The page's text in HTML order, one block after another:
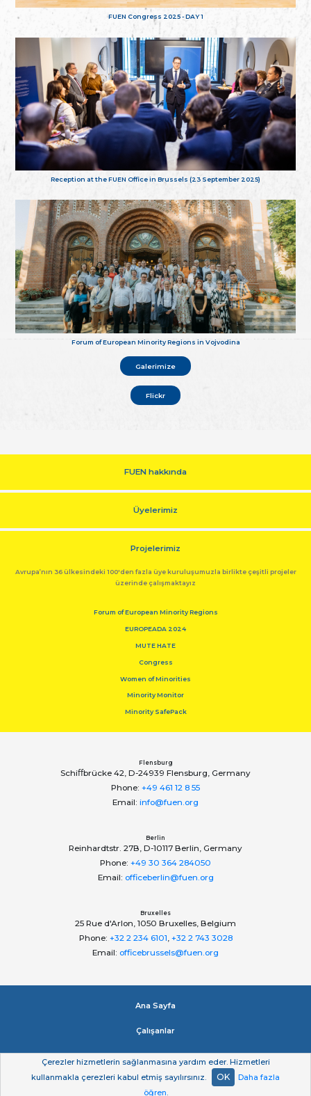
FUEN Congress 2025 - DAY 1
Reception at the FUEN Office in Brussels (23 September 2025)
Forum of European Minority Regions in Vojvodina
Galerimize
Flickr
FUEN hakkında
Üyelerimiz
Projelerimiz
Avrupa’nın 36 ülkesindeki 100'den fazla üye kuruluşumuzla birlikte çeşitli projeler
üzerinde çalışmaktayız
Forum of European Minority Regions
EUROPEADA 2024
MUTE HATE
Congress
Women of Minorities
Minority Monitor
Minority SafePack
Flensburg
Schiﬀbrücke 42, D-24939 Flensburg, Germany
Phone: +49 461 12 8 55
Email: info@fuen.org
Berlin
Reinhardtstr. 27B, D-10117 Berlin, Germany
Phone: +49 30 364 284050
Email: officeberlin@fuen.org
Bruxelles
25 Rue d'Arlon, 1050 Bruxelles, Belgium
Phone: +32 2 234 6101, +32 2 743 3028
Email: officebrussels@fuen.org
Ana Sayfa
Çalışanlar
Impressum
Gizlilik beyan
Çerezler hizmetlerin sağlanmasına yardım eder. Hizmetleri
kullanmakla çerezleri kabul etmiş sayılırsınız.
OK
Daha fazla
öğren.